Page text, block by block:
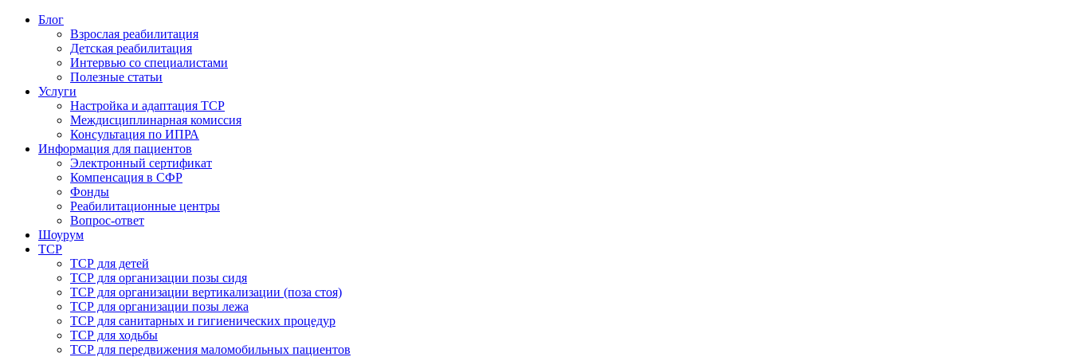
Блог
Взрослая реабилитация
Детская реабилитация
Интервью со специалистами
Полезные статьи
Услуги
Настройка и адаптация ТСР
Междисциплинарная комиссия
Консультация по ИПРА
Информация для пациентов
Электронный сертификат
Компенсация в СФР
Фонды
Реабилитационные центры
Вопрос-ответ
Шоурум
ТСР
ТСР для детей
ТСР для организации позы сидя
ТСР для организации вертикализации (поза стоя)
ТСР для организации позы лежа
ТСР для санитарных и гигиенических процедур
ТСР для ходьбы
ТСР для передвижения маломобильных пациентов